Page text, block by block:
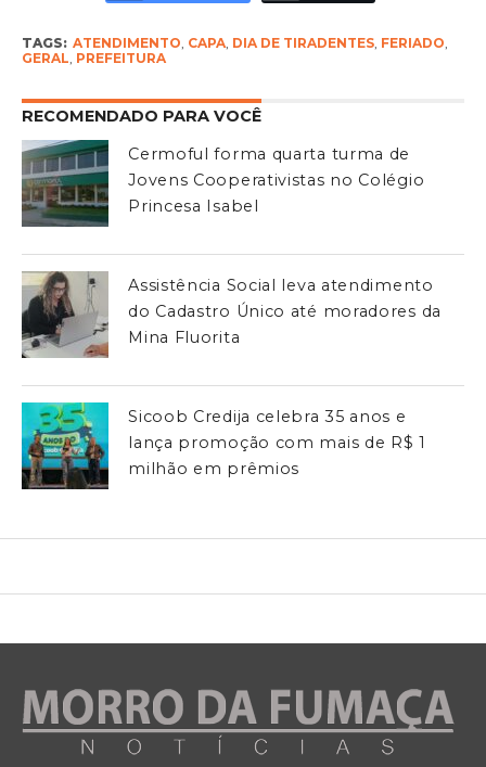
TAGS: ATENDIMENTO CAPA, DIA DE TIRADENTES, FERIADO
GERAL PREFEITURA
RECOMENDADO PARA VOCÊ
Cermoful forma quarta turma de
Jovens Cooperativistas no Colégio
Princesa Isabel
Assistência Social leva atendimento
do Cadastro Único até moradores da
Mina Fluorita
Sicoob Credija celebra 35 anos e
lança promoção com mais de R$ 1
milhão em prêmios